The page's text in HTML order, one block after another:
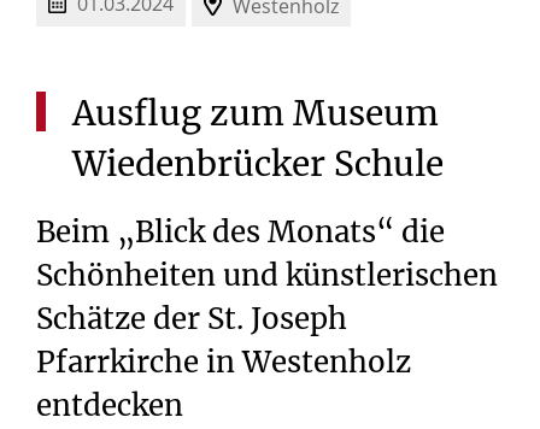
Westenholz
Ausflug zumMuseum
Wiedenbrücker Schule
Beim „Blick des Monats“ die
Schönheiten und künstlerischen
Schätze der St. Joseph
Pfarrkirche in Westenholz
entdecken